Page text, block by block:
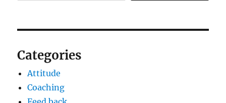
Categories
Attitude
Coaching